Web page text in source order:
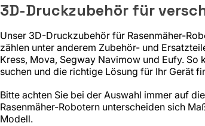
3D-Druckzubehör für
Unser 3D-Druckzubehör für Rasenmäher-
zählen unter anderem Zubehör- und
Kress, Mova, Segway Navimow und Eufy.
suchen und die richtige Lösung für Ihr Gerät
Bitte achten Sie bei der Auswahl immer auf
Rasenmäher-Robotern unterscheiden sich
Modell.